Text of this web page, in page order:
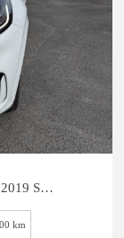
Puma 1.0 EcoBoost mHEV - 125 S&S II 2019 ST Line X PHASE 2
km